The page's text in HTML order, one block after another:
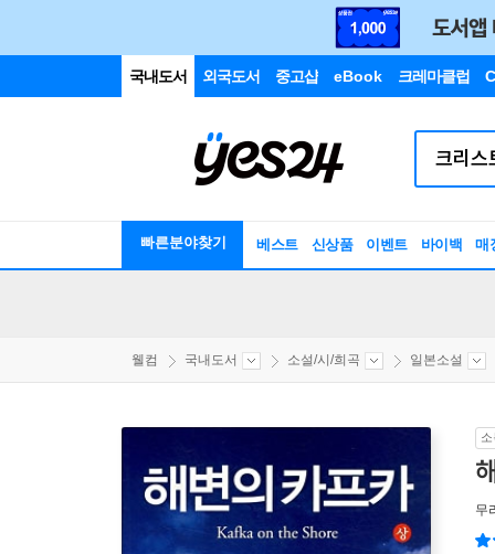
국내도서 외국도서 중고샵 eBook 크레마클럽
빠른분야찾기 베스트 신상품 이벤트 바이백 매
웰컴 국내도서 소설/시/희곡 일본소설
무